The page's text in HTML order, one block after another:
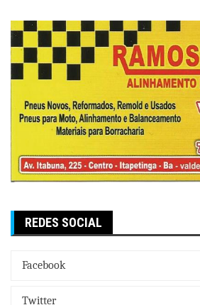
REDES SOCIAL
Facebook
Twitter